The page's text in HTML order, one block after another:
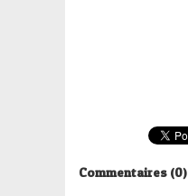
Commentaires (0)